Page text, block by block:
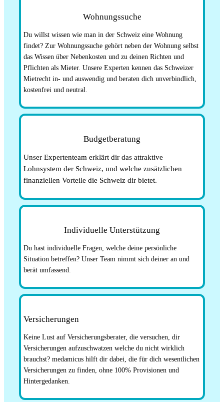
Wohnungssuche
Du willst wissen wie man in der Schweiz eine Wohnung
findet? Zur Wohnungssuche gehört neben der Wohnung selbst
das Wissen über Nebenkosten und zu deinen Richten und
Pflichten als Mieter. Unsere Experten kennen das Schweizer
Mietrecht in- und auswendig und beraten dich unverbindlich,
kostenfrei und neutral.
Budgetberatung
Unser Expertenteam erklärt dir das attraktive
Lohnsystem der Schweiz, und welche zusätzlichen
finanziellen Vorteile die Schweiz dir bietet.
Individuelle Unterstützung
Du hast individuelle Fragen, welche deine persönliche
Situation betreffen? Unser Team nimmt sich deiner an und
berät umfassend.
Versicherungen
Keine Lust auf Versicherungsberater, die versuchen, dir
Versicherungen aufzuschwatzen welche du nicht wirklich
brauchst? medamicus hilft dir dabei, die für dich wesentlichen
Versicherungen zu finden, ohne 100% Provisionen und
Hintergedanken.